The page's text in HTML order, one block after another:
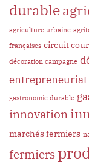
durable
agriculture urbaine
françaises circuit
décoration campagne
entrepreneuriat
gastronomie durable
innovation
marchés fermiers
fermiers